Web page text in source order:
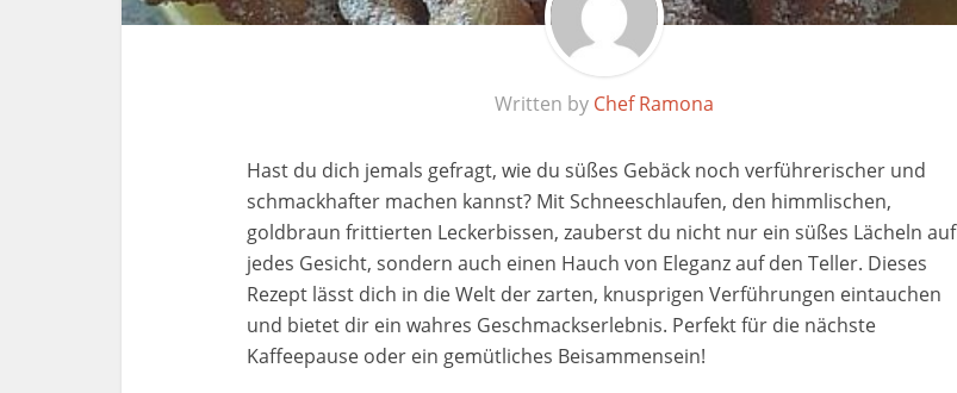
Written by Chef Ramona
Hast du dich jemals gefragt, wie du süßes Gebäck noch verführerischer und
schmackhafter machen kannst? Mit Schneeschlaufen, den himmlischen,
goldbraun frittierten Leckerbissen, zauberst du nicht nur ein süßes Lächeln auf
jedes Gesicht, sondern auch einen Hauch von Eleganz auf den Teller. Dieses
Rezept lässt dich in die Welt der zarten, knusprigen Verführungen eintauchen
und bietet dir ein wahres Geschmackserlebnis. Perfekt für die nächste
Kaffeepause oder ein gemütliches Beisammensein!